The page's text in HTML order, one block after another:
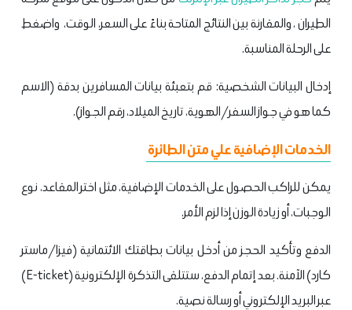
الطيران ، والمقارنة بين النتائج المتاحة بناءً على السعر، الوقت، واضغط
على الرحلة المناسبة.
إدخال البيانات الشخصية: قم بتعبئة بيانات المسافرين بدقة (الاسم
كما هو في جواز السفر/الهوية، تاريخ الميلاد، رقم الجواز).
الخدمات الإضافية علي متن الطائرة
يمكن للراكب الحصول على الخدمات الإضافية، مثل اختر المقاعد، نوع
الوجبات، أو زيادة الوزن إذا لزم الأمر.
الدفع وتأكيد الحجز من أدخل بيانات بطاقتك الائتمانية (فيزا/ماستر
كارد) الآمنة. بعد إتمام الدفع، ستتلقى التذكرة الإلكترونية (E-ticket)
عبر البريد الإلكتروني أو رسالة نصية.